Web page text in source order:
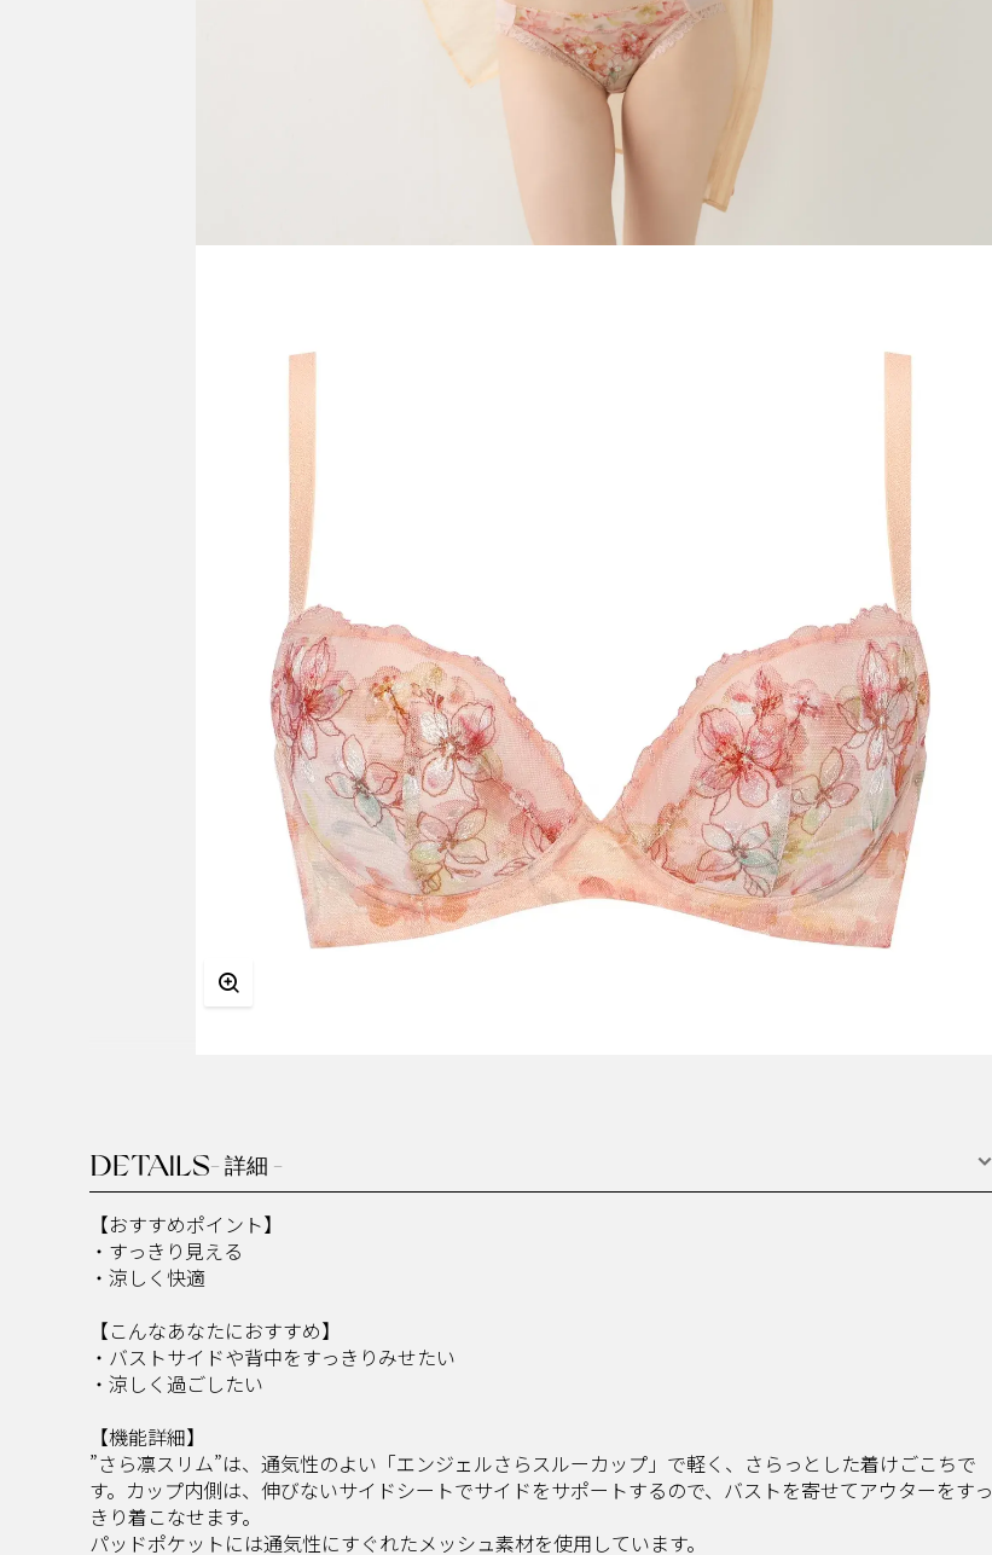
DETAILS- 詳細 -
【おすすめポイント】
・すっきり見える
・涼しく快適
【こんなあなたにおすすめ】
・バストサイドや背中をすっきりみせたい
・涼しく過ごしたい
【機能詳細】
”さら凛スリム”は、通気性のよい「エンジェルさらスルーカップ」で軽く、さらっとした着けごこちで
す。カップ内側は、伸びないサイドシートでサイドをサポートするので、バストを寄せてアウターをすっ
きり着こなせます。
パッドポケットには通気性にすぐれたメッシュ素材を使用しています。